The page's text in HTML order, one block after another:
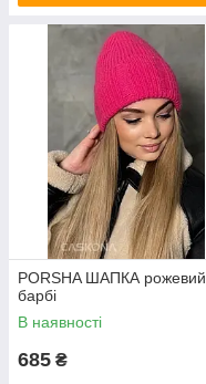
PORSHA ШАПКА рожевий
барбі
В наявності
685 ₴